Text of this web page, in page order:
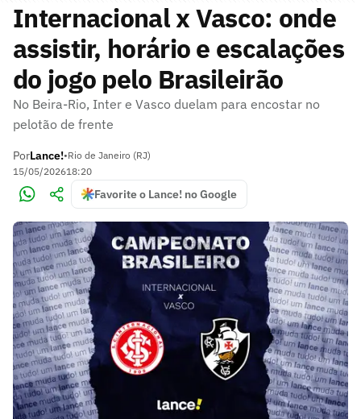
Internacional x Vasco: onde
assistir, horário e escalações
do jogo pelo Brasileirão
No Beira-Rio, Inter e Vasco duelam para encostar no
pelotão de frente
PorLance!•Rio de Janeiro (RJ)
15/05/202618:20
Favorite o Lance! no Google